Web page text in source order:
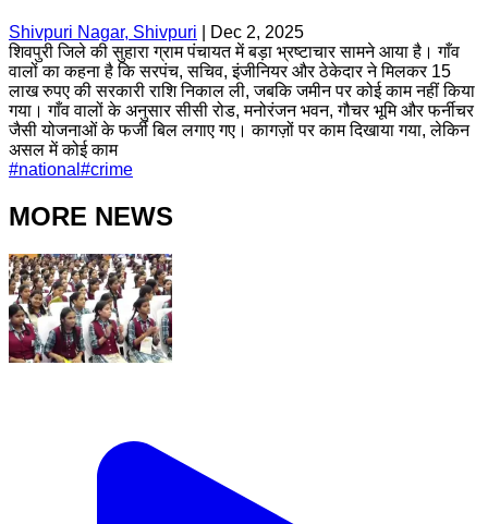
Shivpuri Nagar, Shivpuri
Dec 2, 2025
शिवपुरी जिले की सुहारा ग्राम पंचायत में बड़ा भ्रष्टाचार सामने आया है। गाँव
वालों का कहना है कि सरपंच, सचिव, इंजीनियर और ठेकेदार ने मिलकर 15
लाख रुपए की सरकारी राशि निकाल ली, जबकि जमीन पर कोई काम नहीं किया
गया। गाँव वालों के अनुसार सीसी रोड, मनोरंजन भवन, गौचर भूमि और फर्नीचर
जैसी योजनाओं के फर्जी बिल लगाए गए। कागज़ों पर काम दिखाया गया, लेकिन
असल में कोई काम
#national #crime
MORE NEWS